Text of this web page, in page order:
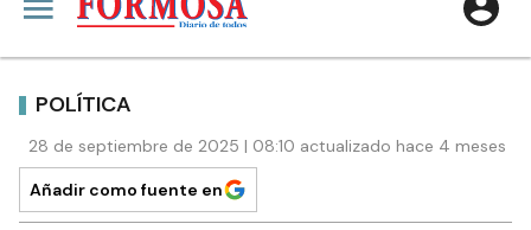
POLÍTICA
28 de septiembre de 2025 | 08:10 actualizado hace 4 meses
Añadir como fuente en